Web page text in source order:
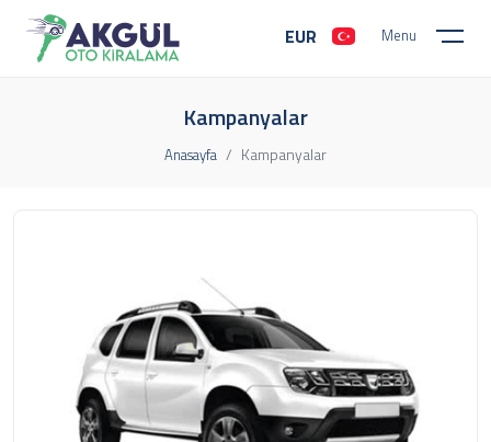
Menu
EUR
Kampanyalar
Anasayfa Kampanyalar